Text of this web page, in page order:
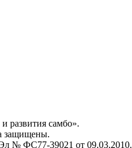
развития самбо».
защищены.
№ ФС77-39021 от 09.03.2010.